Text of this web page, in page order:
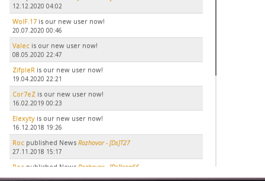
12.12.2020 04:02
WolF.17 is our new user now!
20.07.2020 00:46
Valec is our new user now!
08.05.2020 22:47
ZifpleR is our new user now!
19.04.2020 22:21
Cor7eZ is our new user now!
16.02.2019 00:23
Elexyty is our new user now!
16.12.2018 19:26
Roc published News Rozhovor - [Ds]T27
27.11.2018 15:17
Roc published News Rozhovor - [Ds]Icon66
27.11.2018 15:13